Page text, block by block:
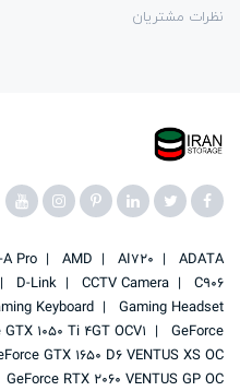
نظرات مشتریان
ADATA
AI720
AMD
Pro
C906
CCTV Camera
D-Link
Gaming Headset
Keyboard
GeForce
1050 Ti 4GT OCV1
GTX 1650 D6 VENTUS XS OC
GeForce RTX 2060 VENTUS GP OC